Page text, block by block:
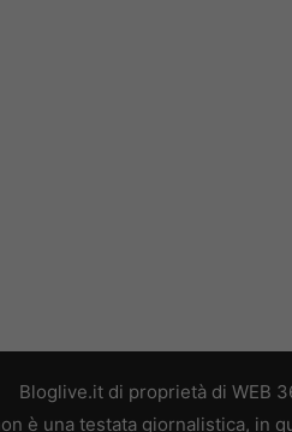
Bloglive.it di proprietà di WEB
è una testata giornalistica, in